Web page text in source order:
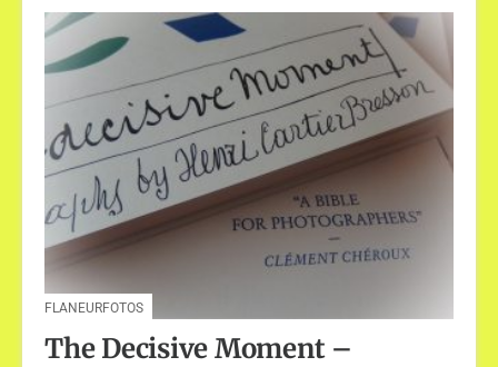
FLANEURFOTOS
The Decisive Moment –